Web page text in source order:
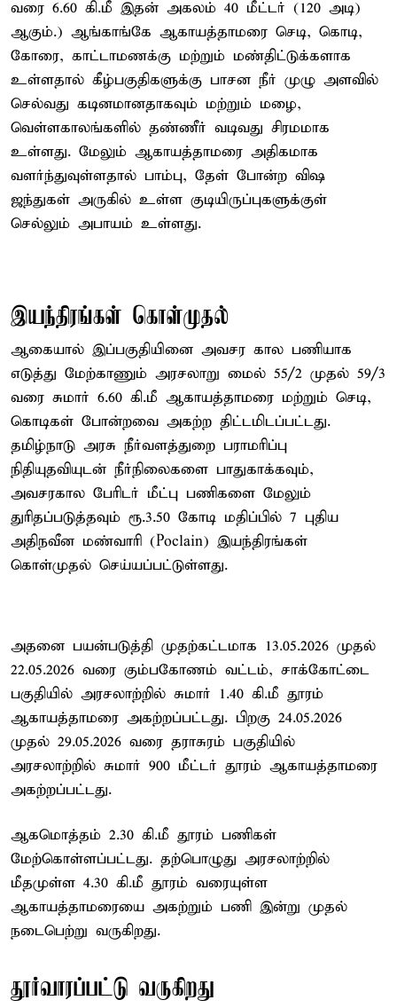
வரை 6.60 கி.மீ இதன் அகலம் 40 மீட்டர் (120 அடி)
ஆகும்.) ஆங்காங்கே ஆகாயத்தாமரை செடி, கொடி,
கோரை, காட்டாமணக்கு மற்றும் மண்திட்டுக்களாக
உள்ளதால் கீழ்பகுதிகளுக்கு பாசன நீர் முழு அளவில்
செல்வது கடினமானதாகவும் மற்றும் மழை,
வெள்ளகாலங்களில் தண்ணீர் வடிவது சிரமமாக
உள்ளது. மேலும் ஆகாயத்தாமரை அதிகமாக
வளர்ந்துவுள்ளதால் பாம்பு, தேள் போன்ற விஷ
ஜந்துகள் அருகில் உள்ள குடியிருப்புகளுக்குள்
செல்லும் அபாயம் உள்ளது.
இயந்திரங்கள் கொள்முதல்
ஆகையால் இப்பகுதியினை அவசர கால பணியாக
எடுத்து மேற்காணும் அரசலாறு மைல் 55/2 முதல் 59/3
வரை சுமார் 6.60 கி.மீ ஆகாயத்தாமரை மற்றும் செடி,
கொடிகள் போன்றவை அகற்ற திட்டமிடப்பட்டது.
தமிழ்நாடு அரசு நீர்வளத்துறை பராமரிப்பு
நிதியுதவியுடன் நீர்நிலைகளை பாதுகாக்கவும்,
அவசரகால பேரிடர் மீட்பு பணிகளை மேலும்
துரிதப்படுத்தவும் ரூ.3.50 கோடி மதிப்பில் 7 புதிய
அதிநவீன மண்வாரி (Poclain) இயந்திரங்கள்
கொள்முதல் செய்யப்பட்டுள்ளது.
அதனை பயன்படுத்தி முதற்கட்டமாக 13.05.2026 முதல்
22.05.2026 வரை கும்பகோணம் வட்டம், சாக்கோட்டை
பகுதியில் அரசலாற்றில் சுமார் 1.40 கி.மீ தூரம்
ஆகாயத்தாமரை அகற்றப்பட்டது. பிறகு 24.05.2026
முதல் 29.05.2026 வரை தராசுரம் பகுதியில்
அரசலாற்றில் சுமார் 900 மீட்டர் தூரம் ஆகாயத்தாமரை
அகற்றப்பட்டது.
ஆகமொத்தம் 2.30 கி.மீ தூரம் பணிகள்
மேற்கொள்ளப்பட்டது. தற்பொழுது அரசலாற்றில்
மீதமுள்ள 4.30 கி.மீ தூரம் வரையுள்ள
ஆகாயத்தாமரையை அகற்றும் பணி இன்று முதல்
நடைபெற்று வருகிறது.
தூர்வாரப்பட்டு வருகிறது